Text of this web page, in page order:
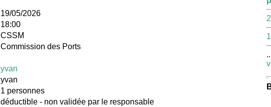
19/05/2026
18:00
CSSM
Commission des Ports
yvan
yvan
1 personnes
déductible - non validée par le responsable